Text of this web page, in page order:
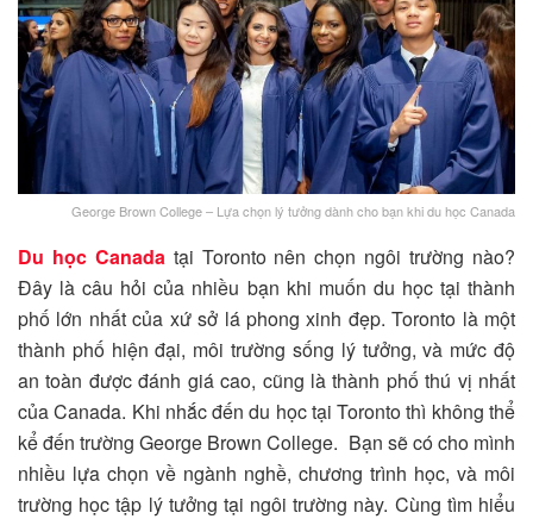
George Brown College – Lựa chọn lý tưởng dành cho bạn khi du học Canada
Du học Canadatại Toronto nên chọn ngôi trường nào?
Đây là câu hỏi của nhiều bạn khi muốn du học tại thành
phố lớn nhất của xứ sở lá phong xinh đẹp. Toronto là một
thành phố hiện đại, môi trường sống lý tưởng, và mức độ
an toàn được đánh giá cao, cũng là thành phố thú vị nhất
của Canada. Khi nhắc đến du học tại Toronto thì không thể
kể đến trường George Brown College. Bạn sẽ có cho mình
nhiều lựa chọn về ngành nghề, chương trình học, và môi
trường học tập lý tưởng tại ngôi trường này. Cùng tìm hiểu